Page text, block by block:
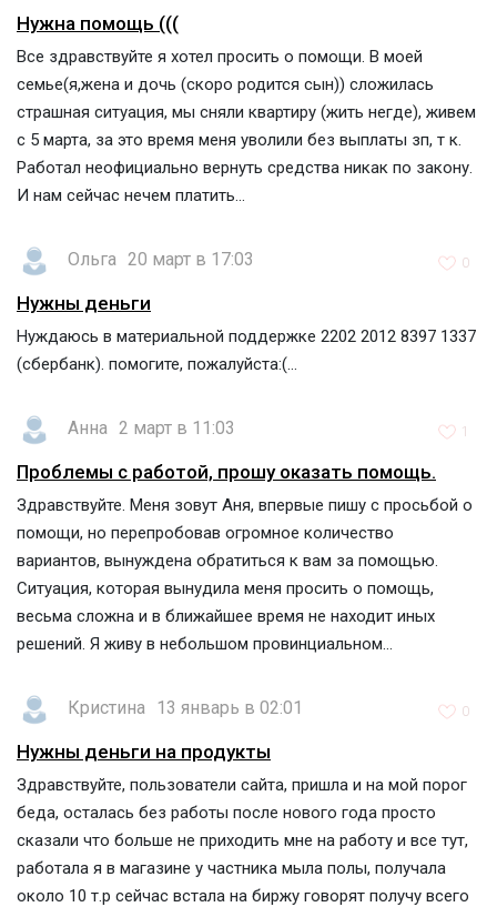
Нужна помощь (((
Все здравствуйте я хотел просить о помощи. В моей
семье(я,жена и дочь (скоро родится сын)) сложилась
страшная ситуация, мы сняли квартиру (жить негде), живем
с 5 марта, за это время меня уволили без выплаты зп, т к.
Работал неофициально вернуть средства никак по закону.
И нам сейчас нечем платить...
Ольга 20 март в 17:03 0
Нужны деньги
Нуждаюсь в материальной поддержке 2202 2012 8397 1337
(сбербанк). помогите, пожалуйста:(...
Анна 2 март в 11:03 1
Проблемы с работой, прошу оказать помощь.
Здравствуйте. Меня зовут Аня, впервые пишу с просьбой о
помощи, но перепробовав огромное количество
вариантов, вынуждена обратиться к вам за помощью.
Ситуация, которая вынудила меня просить о помощь,
весьма сложна и в ближайшее время не находит иных
решений. Я живу в небольшом провинциальном...
Кристина 13 январь в 02:01 0
Нужны деньги на продукты
Здравствуйте, пользователи сайта, пришла и на мой порог
беда, осталась без работы после нового года просто
сказали что больше не приходить мне на работу и все тут,
работала я в магазине у частника мыла полы, получала
около 10 т.р сейчас встала на биржу говорят получу всего